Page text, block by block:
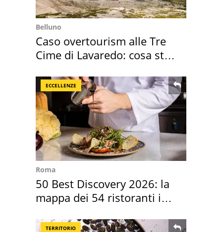
Belluno
Caso overtourism alle Tre
Cime di Lavaredo: cosa sta
ECCELLENZE
Roma
50 Best Discovery 2026: la
mappa dei 54 ristoranti in
TERRITORIO